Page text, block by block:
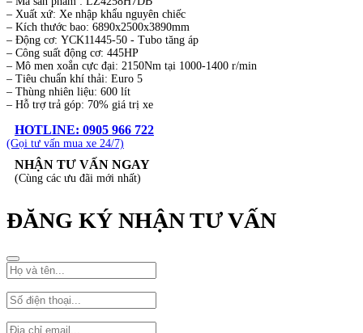
– Xuất xứ: Xe nhập khẩu nguyên chiếc
– Kích thước bao: 6890x2500x3890mm
– Động cơ: YCK11445-50 - Tubo tăng áp
– Công suất động cơ: 445HP
– Mô men xoắn cực đại: 2150Nm tại 1000-1400 r/min
– Tiêu chuẩn khí thải: Euro 5
– Thùng nhiên liệu: 600 lít
– Hỗ trợ trả góp: 70% giá trị xe
HOTLINE: 0905 966 722
(Gọi tư vấn mua xe 24/7)
NHẬN TƯ VẤN NGAY
(Cùng các ưu đãi mới nhất)
ĐĂNG KÝ NHẬN TƯ VẤN